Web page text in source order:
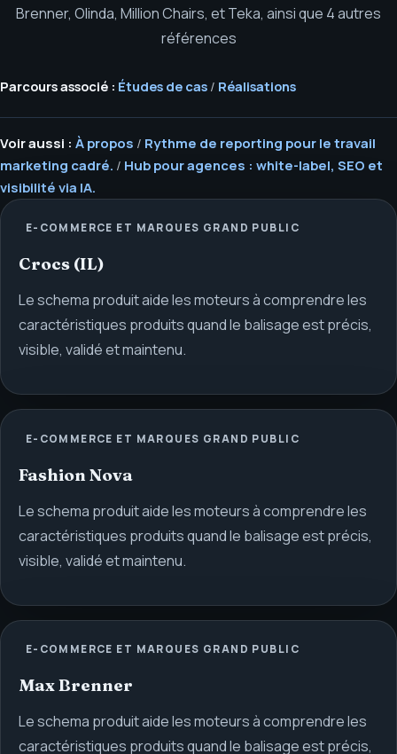
Brenner, Olinda, Million Chairs, et Teka, ainsi que 4 autres
références
Parcours associé : Études de cas / Réalisations
Voir aussi : À propos / Rythme de reporting pour le travail
marketing cadré. / Hub pour agences : white-label, SEO et
visibilité via IA.
E-COMMERCE ET MARQUES GRAND PUBLIC
Crocs (IL)
Le schema produit aide les moteurs à comprendre les
caractéristiques produits quand le balisage est précis,
visible, validé et maintenu.
E-COMMERCE ET MARQUES GRAND PUBLIC
Fashion Nova
Le schema produit aide les moteurs à comprendre les
caractéristiques produits quand le balisage est précis,
visible, validé et maintenu.
E-COMMERCE ET MARQUES GRAND PUBLIC
Max Brenner
Le schema produit aide les moteurs à comprendre les
caractéristiques produits quand le balisage est précis,